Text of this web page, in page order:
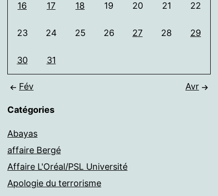
16 17 18 19 20 21 22
23 24 25 26 27 28 29
30 31
Fév Avr
Catégories
Abayas
affaire Bergé
Affaire L'Oréal/PSL Université
Apologie du terrorisme